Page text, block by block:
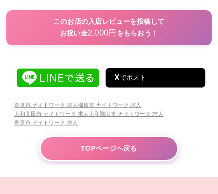
このお店の入店レビューを投稿して
お祝い金2,000円 をもらおう！
Xでポスト
奈良市 ナイトワーク 求人橿原市ナイトワーク 求人
大和高田市ナイトワーク 求人 大和郡山市 ナイトワーク 求人
香芝市 ナイトワーク 求人
TOPページへ戻る